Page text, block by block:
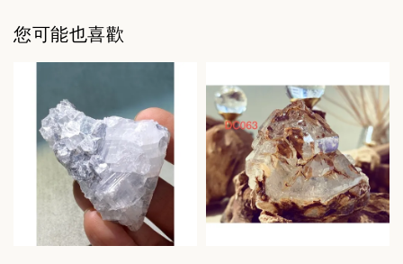
您可能也喜歡